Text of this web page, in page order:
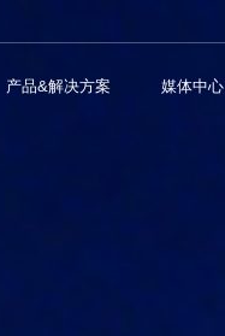
产品&解决方案 媒体中心